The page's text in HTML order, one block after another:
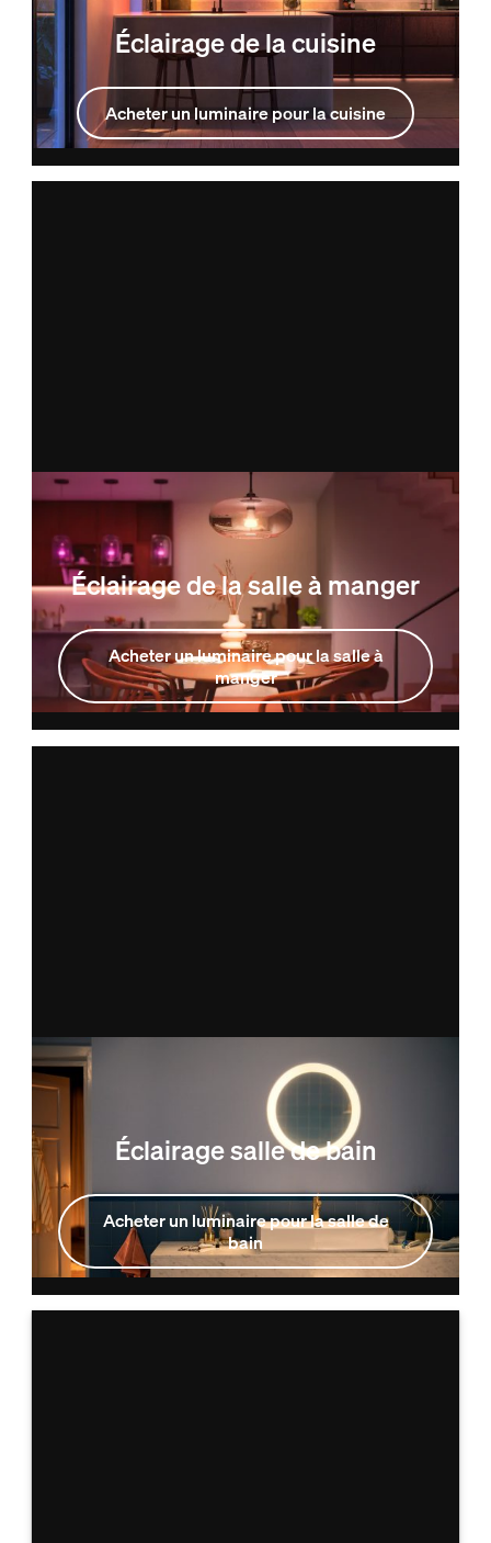
Éclairage de la cuisine
Acheter un luminaire pour la cuisine
Éclairage de la salle à manger
Acheter un luminaire pour la salle à
manger
Éclairage salle de bain
Acheter un luminaire pour la salle de
bain